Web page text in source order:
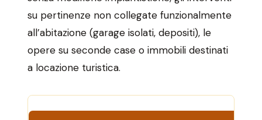
su pertinenze non collegate funzionalmente
all’abitazione (garage isolati, depositi), le
opere su seconde case o immobili destinati
a locazione turistica.